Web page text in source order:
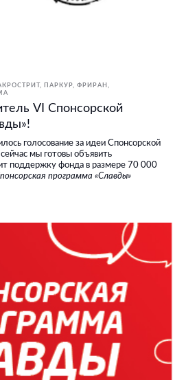
ПАРКУР, ФРИРАН
VI Спонсорской
голосование за идеи Спонсорской
мы готовы объявить
поддержку фонда в размере 70 000
программа «Славды»